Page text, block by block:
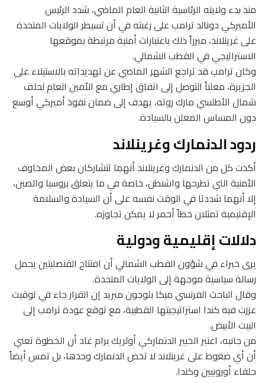
منذ بدء ولايته الرئاسية الثانية العام الماضي، شدد الرئيس
الأميركي دونالد ترامب على رغبته في أن تسيطر الولايات المتحدة
على غرينلاند، مبرراً ذلك باعتبارات أمنية مرتبطة بموقعها
الاستراتيجي في القطب الشمالي.
وكان ترامب قد تراجع الشهر الماضي عن تهديداته بالاستيلاء على
الجزيرة، معلناً التوصل إلى اتفاق إطاري مع الأمين العام لحلف
شمال الأطلسي مارك روته، يهدف إلى ضمان نفوذ أميركي أوسع
دون المساس المعلن بالسيادة.
ردود الدنمارك وغرينلاند
أكدت كل من الدنمارك وغرينلاند أنهما تتشاركان بعض المخاوف
الأمنية التي تطرحها واشنطن، خاصة في ما يتعلق بروسيا والصين،
إلا أنهما شددتا في الوقت نفسه على أن السيادة والسلامة
الإقليمية تمثلان خطاً أحمر لا يمكن تجاوزه.
دلالات إقليمية ودولية
يرى خبراء في شؤون القطب الشمالي أن افتتاح القنصليتين يحمل
رسالة سياسية موجهة إلى الولايات المتحدة.
وقال الباحث الفرنسي ميكا بلوجون ميريد إن القرار جاء في توقيت
عززت فيه كندا استراتيجيتها القطبية، مع توقع عودة ترامب إلى
البيت الأبيض.
من جانبه، اعتبر الخبير الدنماركي أولريك برام غاد أن الخطوة تعني
أن أي ضغوط على غرينلاند لا تخص الدنمارك وحدها، بل تمس أيضاً
حلفاء أوروبيين وكندا.